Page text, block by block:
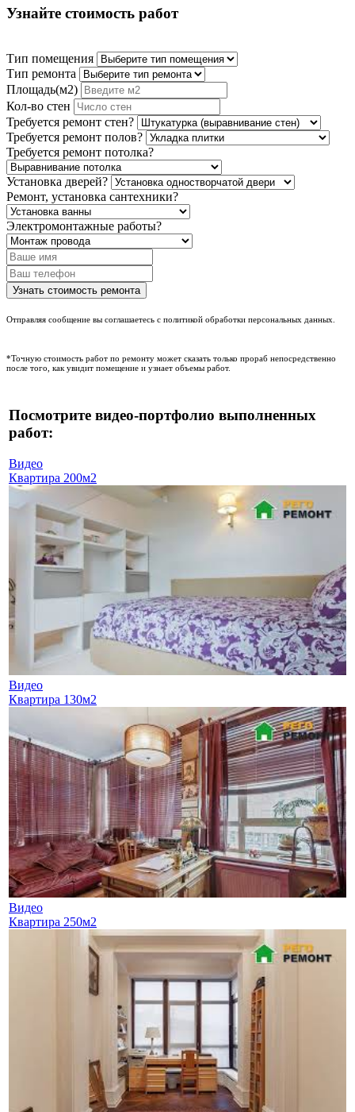
Узнайте стоимость работ
Тип помещения
Тип ремонта
Площадь(м2)
Кол-во стен
Требуется ремонт стен?
Требуется ремонт полов?
Требуется ремонт потолка?
Установка дверей?
Ремонт, установка сантехники?
Электромонтажные работы?
Отправляя сообщение вы соглашаетесь с политикой обработки персональных данных.
*Точную стоимость работ по ремонту может сказать только прораб непосредственно
после того, как увидит помещение и узнает объемы работ.
Посмотрите видео-портфолио выполненных
работ:
Видео
Квартира 200м2
Видео
Квартира 130м2
Видео
Квартира 250м2